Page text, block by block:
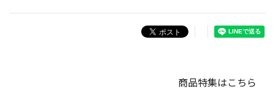
商品特集はこちら